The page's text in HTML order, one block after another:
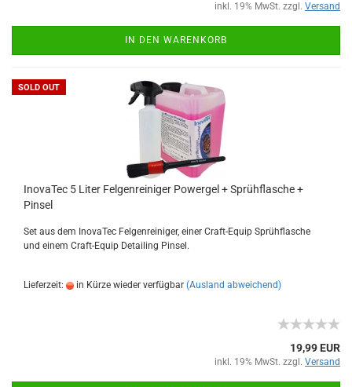
inkl. 19% MwSt. zzgl. Versand
IN DEN WARENKORB
SOLD OUT
InovaTec 5 Liter Felgenreiniger Powergel + Sprühflasche +
Pinsel
Set aus dem InovaTec Felgenreiniger, einer Craft-Equip Sprühflasche
und einem Craft-Equip Detailing Pinsel.
Lieferzeit: in Kürze wieder verfügbar (Ausland abweichend)
19,99 EUR
inkl. 19% MwSt. zzgl. Versand